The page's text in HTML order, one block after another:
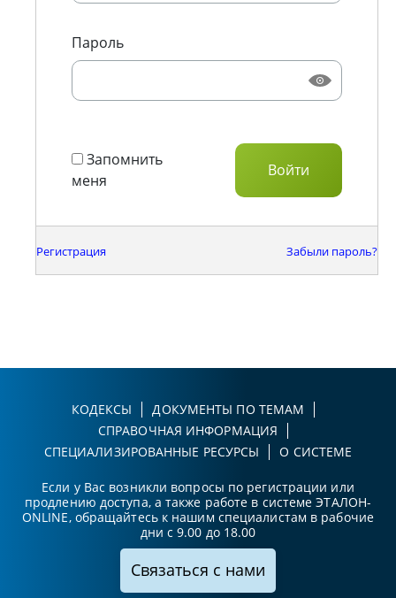
Пароль
Запомнить
меня
Регистрация Забыли пароль?
КОДЕКСЫ
ДОКУМЕНТЫ ПО ТЕМАМ
СПРАВОЧНАЯ ИНФОРМАЦИЯ
СПЕЦИАЛИЗИРОВАННЫЕ РЕСУРСЫ
О СИСТЕМЕ
Если у Вас возникли вопросы по регистрации или
продлению доступа, а также работе в системе ЭТАЛОН-
ONLINE, обращайтесь к нашим специалистам в рабочие
дни с 9.00 до 18.00
Связаться с нами